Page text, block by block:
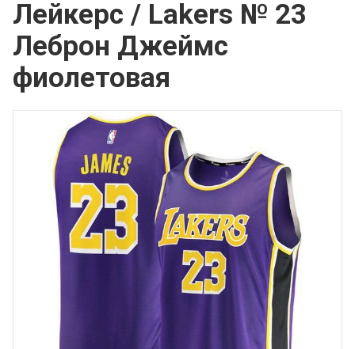
Лейкерс / Lakers № 23
Леброн Джеймс
фиолетовая